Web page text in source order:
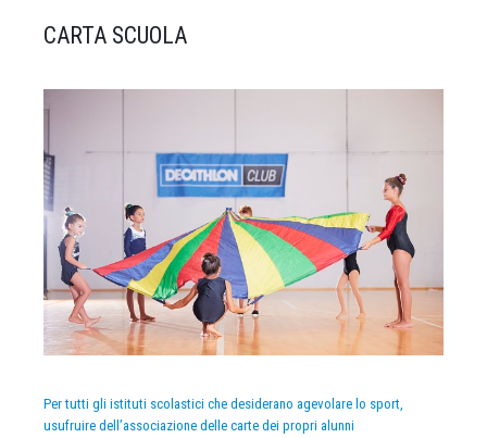
CARTA SCUOLA
Per tutti gli istituti scolastici che desiderano agevolare lo sport,
usufruire dell’associazione delle carte dei propri alunni